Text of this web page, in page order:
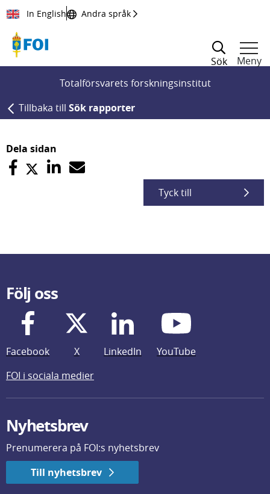
Till innehållet
In English Andra språk
Sök
Meny
Totalförsvarets forskningsinstitut
Tillbaka till Sök rapporter
Dela sidan
Tyck till
Följ oss
Facebook X LinkedIn
YouTube
FOI i sociala medier
Nyhetsbrev
Prenumerera på FOI:s nyhetsbrev
Till nyhetsbrev